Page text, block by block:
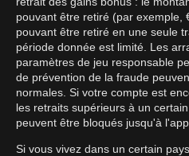
pouvant être retiré (par exemple,
pouvant être retiré en une seule
période donnée est limité. Les
paramètres de jeu responsable
de prévention de la fraude
normales. Si votre compte est
les retraits supérieurs à un
peuvent être bloqués jusqu'à
Si vous vivez dans un certain